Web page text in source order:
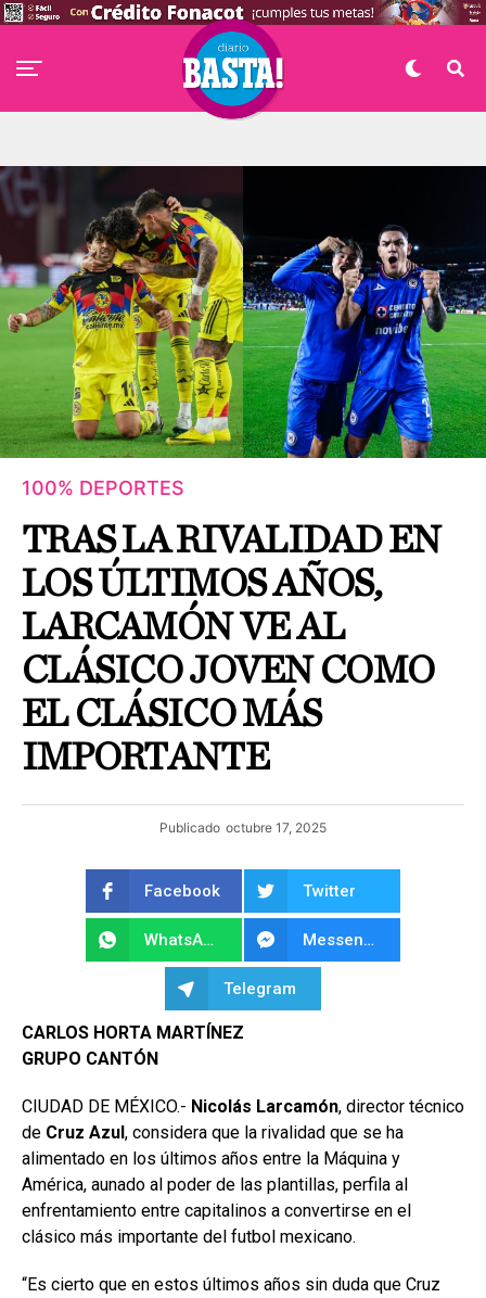
100% DEPORTES
TRAS LA RIVALIDAD EN
LOS ÚLTIMOS AÑOS,
LARCAMÓN VE AL
CLÁSICO JOVEN COMO
EL CLÁSICO MÁS
IMPORTANTE
Publicado octubre 17, 2025
Facebook Twitter
WhatsApp Messenger
Telegram
CARLOS HORTA MARTÍNEZ
GRUPO CANTÓN
CIUDAD DE MÉXICO.- Nicolás Larcamón, director técnico
de Cruz Azul, considera que la rivalidad que se ha
alimentado en los últimos años entre la Máquina y
América, aunado al poder de las plantillas, perfila al
enfrentamiento entre capitalinos a convertirse en el
clásico más importante del futbol mexicano.
“Es cierto que en estos últimos años sin duda que Cruz